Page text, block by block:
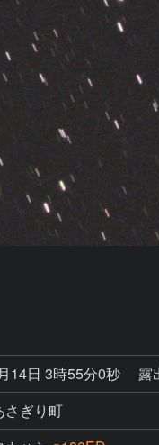
14日 3時55分0秒
露
ぎり町